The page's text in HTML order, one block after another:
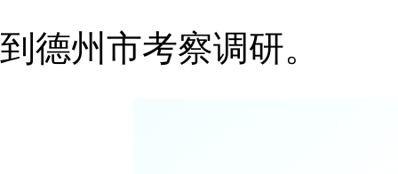
到德州市考察调研。